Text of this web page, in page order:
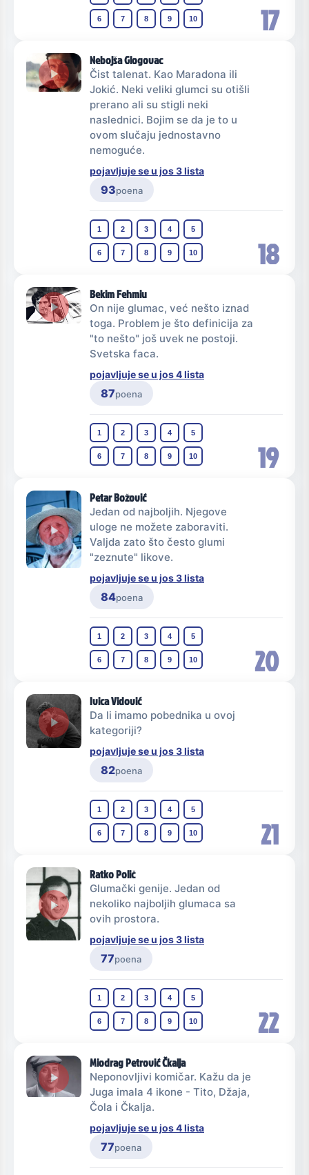
17
6 7 8 9 10
18
Nebojša Glogovac
Čist talenat. Kao Maradona ili
Jokić. Neki veliki glumci su otišli
prerano ali su stigli neki
naslednici. Bojim se da je to u
ovom slučaju jednostavno
nemoguće.
pojavljuje se u jos 3 lista
93poena
1 2 3 4 5
6 7 8 9 10
19
Bekim Fehmiu
On nije glumac, već nešto iznad
toga. Problem je što definicija za
"to nešto" još uvek ne postoji.
Svetska faca.
pojavljuje se u jos 4 lista
87poena
1 2 3 4 5
6 7 8 9 10
20
Petar Božović
Jedan od najboljih. Njegove
uloge ne možete zaboraviti.
Valjda zato što često glumi
"zeznute" likove.
pojavljuje se u jos 3 lista
84poena
1 2 3 4 5
6 7 8 9 10
21
Ivica Vidović
Da li imamo pobednika u ovoj
kategoriji?
pojavljuje se u jos 3 lista
82poena
1 2 3 4 5
6 7 8 9 10
22
Ratko Polič
Glumački genije. Jedan od
nekoliko najboljih glumaca sa
ovih prostora.
pojavljuje se u jos 3 lista
77poena
1 2 3 4 5
6 7 8 9 10
Miodrag Petrović Čkalja
Neponovljivi komičar. Kažu da je
Juga imala 4 ikone - Tito, Džaja,
Čola i Čkalja.
pojavljuje se u jos 4 lista
77poena